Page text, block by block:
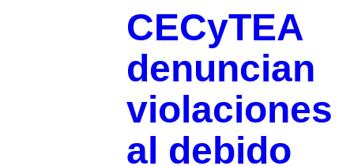
CECyTEA
denuncian
violaciones
al debido